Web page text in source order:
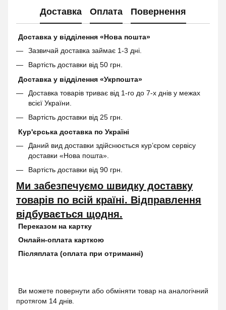
Доставка Оплата Повернення
Доставка у відділення «Нова пошта»
Зазвичай доставка займає 1-3 дні.
Вартість доставки від 50 грн.
Доставка у відділення «Укрпошта»
Доставка товарів триває від 1-го до 7-х днів у межах
всієї України.
Вартість доставки від 25 грн.
Кур'єрська доставка по Україні
Даний вид доставки здійснюється кур’єром сервісу
доставки «Нова пошта».
Вартість доставки від 90 грн.
Ми забезпечуємо швидку доставку
товарів по всій країні. Відправлення
відбувається щодня.
Переказом на картку
Онлайн-оплата карткою
Післяплата (оплата при отриманні)
Ви можете повернути або обміняти товар на аналогічний
протягом 14 днів.